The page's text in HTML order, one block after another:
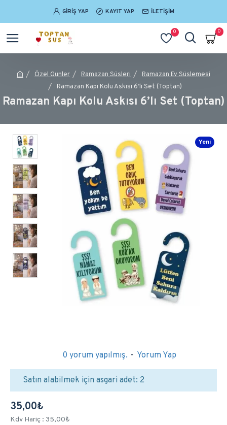
GIRIŞ YAP KAYIT YAP İLETIŞIM
0 0
Özel Günler Ramazan Süsleri
Ramazan Ev Süslemesi
Ramazan Kapı Kolu Askısı 6’lı Set (Toptan)
Ramazan Kapı Kolu Askısı 6’lı Set (Toptan)
Yeni
0 yorum yapılmış. - Yorum Yap
35,00₺
Kdv Hariç : 35,00₺
Satın alabilmek için asgari adet: 2